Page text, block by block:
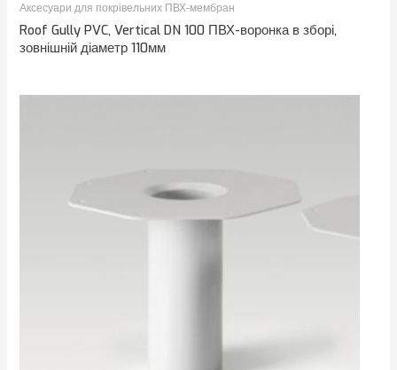
Аксесуари для покрівельних ПВХ-мембран
Roof Gully PVC, Vertical DN 100 ПВХ-воронка в зборі,
зовнішній діаметр 110мм